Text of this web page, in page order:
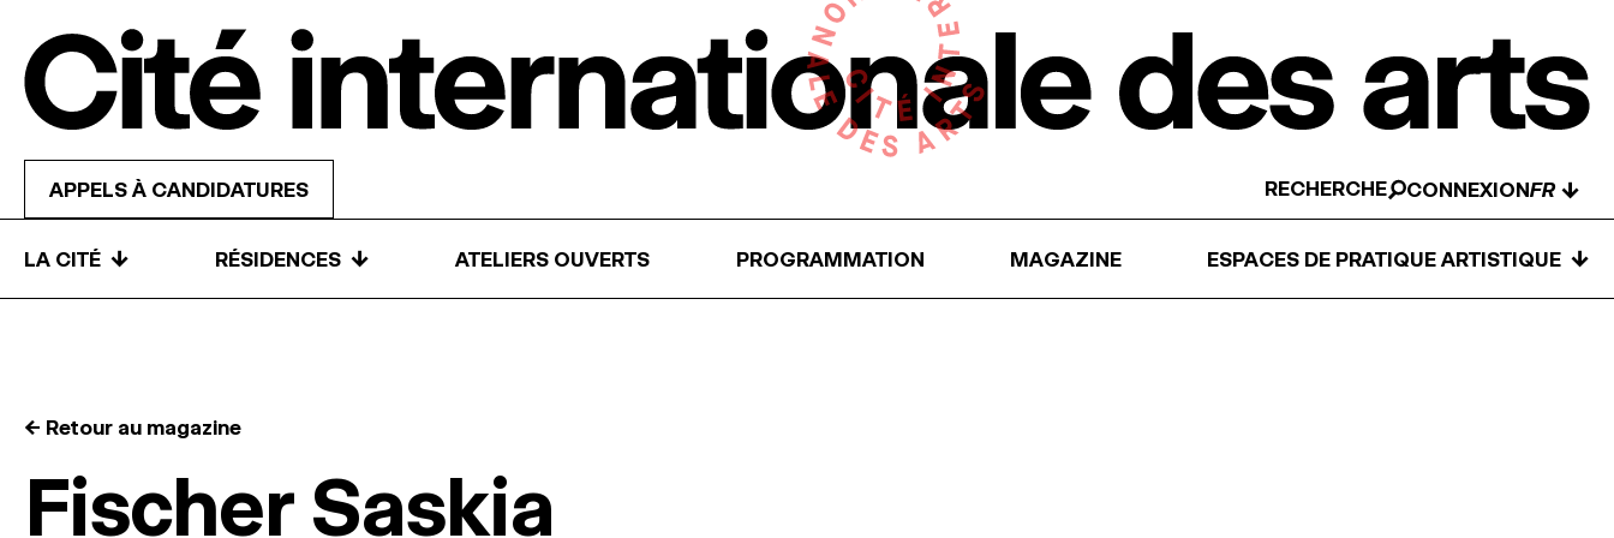
APPELS À CANDIDATURES RECHERCHE CONNEXION ↓
LA CITÉ ↓ RÉSIDENCES ↓ ATELIERS OUVERTS PROGRAMMATION MAGAZINE ESPACES DE PRATIQUE ARTISTIQUE ↓
← Retour au magazine
Fischer Saskia